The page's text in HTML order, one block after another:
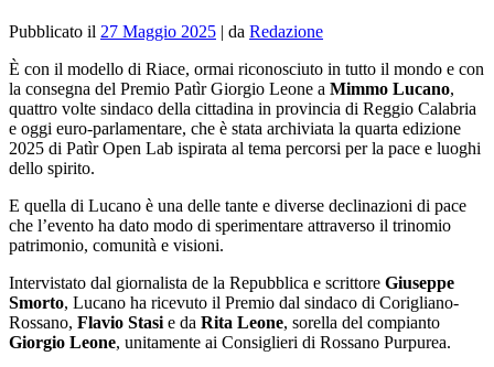
Pubblicato il 27 Maggio 2025 | da Redazione
È con il modello di Riace, ormai riconosciuto in tutto il mondo e con
la consegna del Premio Patìr Giorgio Leone a Mimmo Lucano,
quattro volte sindaco della cittadina in provincia di Reggio Calabria
e oggi euro-parlamentare, che è stata archiviata la quarta edizione
2025 di Patìr Open Lab ispirata al tema percorsi per la pace e luoghi
dello spirito.
E quella di Lucano è una delle tante e diverse declinazioni di pace
che l’evento ha dato modo di sperimentare attraverso il trinomio
patrimonio, comunità e visioni.
Intervistato dal giornalista de la Repubblica e scrittore Giuseppe
Smorto, Lucano ha ricevuto il Premio dal sindaco di Corigliano-
Rossano, Flavio Stasi e da Rita Leone, sorella del compianto
Giorgio Leone, unitamente ai Consiglieri di Rossano Purpurea.